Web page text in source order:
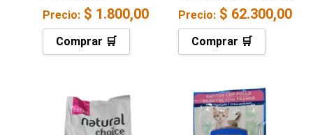
Precio: $ 1.800,00
Comprar 🛒
Precio: $ 62.300,00
Comprar 🛒